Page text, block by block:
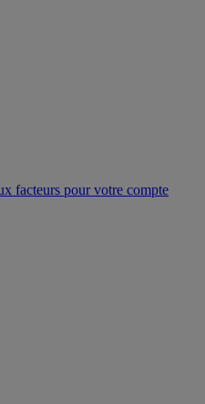
facteurs pour votre compte